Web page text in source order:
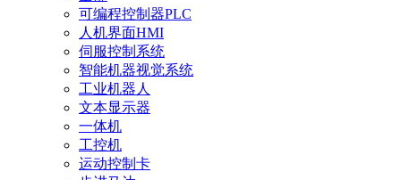
可编程控制器PLC
人机界面HMI
伺服控制系统
智能机器视觉系统
工业机器人
文本显示器
一体机
工控机
运动控制卡